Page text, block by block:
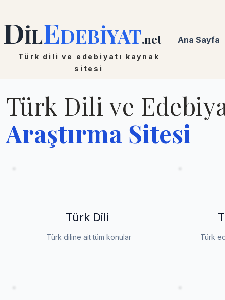
DİLEDEBİYAT.net Ana Sayfa
Türk dili ve edebiyatı kaynak
sitesi
Türk Dili ve
Araştırma Sitesi
Türk Dili
Türk diline ait tüm konular Türk